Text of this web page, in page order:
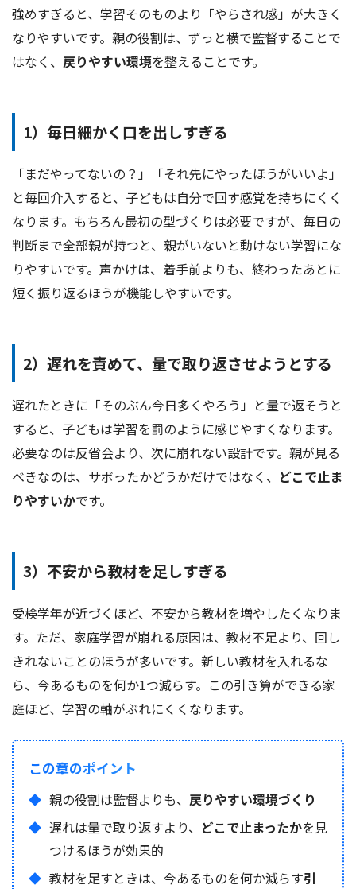
強めすぎると、学習そのものより「やらされ感」が大きく
なりやすいです。親の役割は、ずっと横で監督することで
はなく、 戻りやすい環境を整えることです。
1）毎日細かく口を出しすぎる
「まだやってないの？」「それ先にやったほうがいいよ」
と毎回介入すると、子どもは自分で回す感覚を持ちにくく
なります。もちろん最初の型づくりは必要ですが、毎日の
判断まで全部親が持つと、親がいないと動けない学習にな
りやすいです。声かけは、着手前よりも、終わったあとに
短く振り返るほうが機能しやすいです。
2）遅れを責めて、量で取り返させようとする
遅れたときに「そのぶん今日多くやろう」と量で返そうと
すると、子どもは学習を罰のように感じやすくなります。
必要なのは反省会より、次に崩れない設計です。親が見る
べきなのは、サボったかどうかだけではなく、 どこで止ま
りやすいかです。
3）不安から教材を足しすぎる
受検学年が近づくほど、不安から教材を増やしたくなりま
す。ただ、家庭学習が崩れる原因は、教材不足より、回し
きれないことのほうが多いです。新しい教材を入れるな
ら、今あるものを何か1つ減らす。この引き算ができる家
庭ほど、学習の軸がぶれにくくなります。
この章のポイント
親の役割は監督よりも、 戻りやすい環境づくり
遅れは量で取り返すより、 どこで止まったかを見
つけるほうが効果的
教材を足すときは、今あるものを何か減らす引